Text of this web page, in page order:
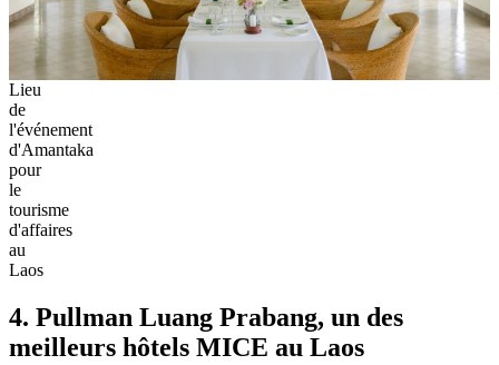
Lieu
de
l'événement
d'Amantaka
pour
le
tourisme
d'affaires
au
Laos
4. Pullman Luang Prabang, un des
meilleurs hôtels MICE au Laos